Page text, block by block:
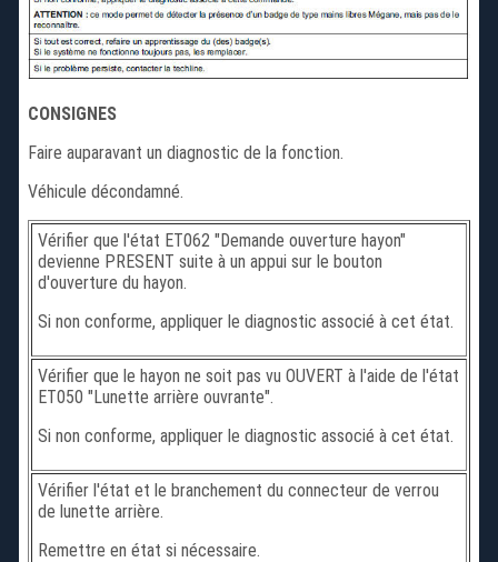
CONSIGNES
Faire auparavant un diagnostic de la fonction.
Véhicule décondamné.
Vérifier que l'état ET062 "Demande ouverture hayon"
devienne PRESENT suite à un appui sur le bouton
d'ouverture du hayon.
Si non conforme, appliquer le diagnostic associé à cet état.
Vérifier que le hayon ne soit pas vu OUVERT à l'aide de l'état
ET050 "Lunette arrière ouvrante".
Si non conforme, appliquer le diagnostic associé à cet état.
Vérifier l'état et le branchement du connecteur de verrou
de lunette arrière.
Remettre en état si nécessaire.